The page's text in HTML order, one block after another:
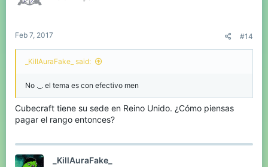
Feb 7, 2017 #14
_KillAuraFake_ said:
No ._. el tema es con efectivo men
Cubecraft tiene su sede en Reino Unido. ¿Cómo piensas
pagar el rango entonces?
_KillAuraFake_